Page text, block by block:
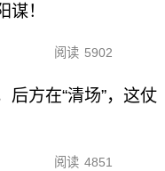
谋！
阅读 5902
后方在“清场”，这仗
阅读 4851